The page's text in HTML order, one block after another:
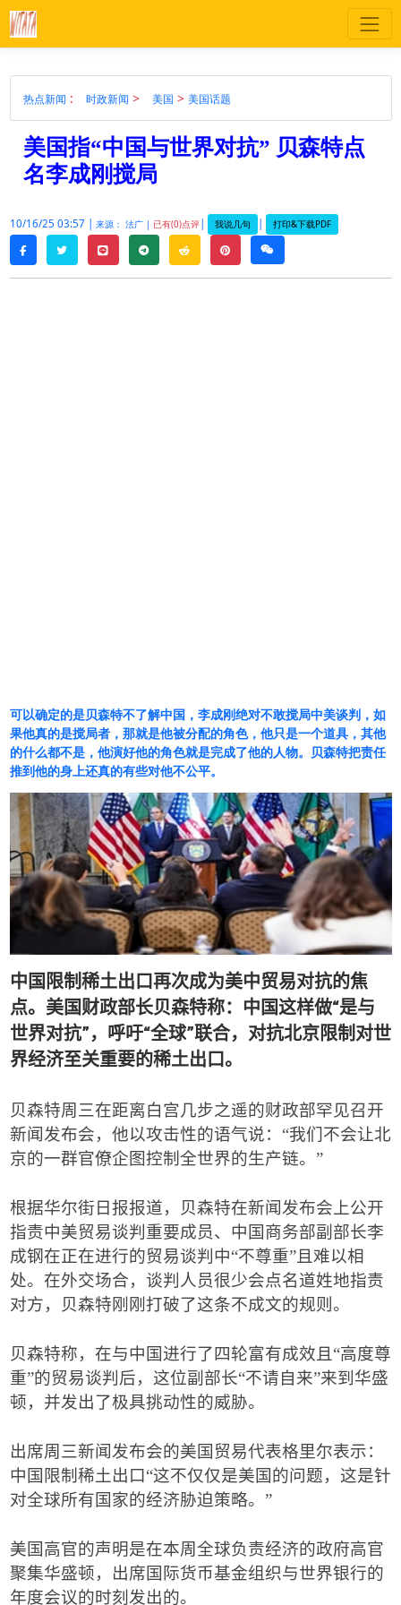
热点新闻 : 时政新闻 > 美国 > 美国话题
美国指“中国与世界对抗” 贝森特点
名李成刚搅局
10/16/25 03:57 | 来源： 法广 | 已有(0)点评| 我说几句 | 打印&下载PDF
facebooktwitterline telegramreddit pinterestweixin
可以确定的是贝森特不了解中国，李成刚绝对不敢搅局中美谈判，如
果他真的是搅局者，那就是他被分配的角色，他只是一个道具，其他
的什么都不是，他演好他的角色就是完成了他的人物。贝森特把责任
推到他的身上还真的有些对他不公平。
中国限制稀土出口再次成为美中贸易对抗的焦
点。美国财政部长贝森特称：中国这样做“是与
世界对抗”，呼吁“全球”联合，对抗北京限制对世
界经济至关重要的稀土出口。
贝森特周三在距离白宫几步之遥的财政部罕见召开
新闻发布会，他以攻击性的语气说： “我们不会让北
京的一群官僚企图控制全世界的生产链。 ”
根据华尔街日报报道，贝森特在新闻发布会上公开
指责中美贸易谈判重要成员、中国商务部副部长李
成钢在正在进行的贸易谈判中“不尊重”且难以相
处。在外交场合，谈判人员很少会点名道姓地指责
对方，贝森特刚刚打破了这条不成文的规则。
贝森特称，在与中国进行了四轮富有成效且 “高度尊
重”的贸易谈判后，这位副部长“不请自来”来到华盛
顿，并发出了极具挑动性的威胁。
出席周三新闻发布会的美国贸易代表格里尔表示：
中国限制稀土出口“这不仅仅是美国的问题，这是针
对全球所有国家的经济胁迫策略。 ”
美国高官的声明是在本周全球负责经济的政府高官
聚集华盛顿，出席国际货币基金组织与世界银行的
年度会议的时刻发出的。